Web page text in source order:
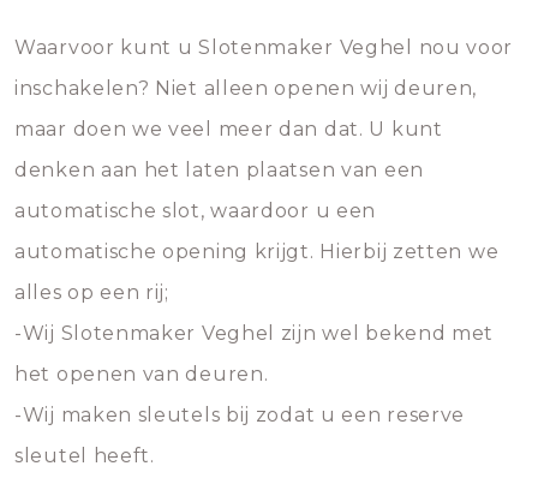
Waarvoor kunt u Slotenmaker Veghel nou voor
inschakelen? Niet alleen openen wij deuren,
maar doen we veel meer dan dat. U kunt
denken aan het laten plaatsen van een
automatische slot, waardoor u een
automatische opening krijgt. Hierbij zetten we
alles op een rij;
-Wij Slotenmaker Veghel zijn wel bekend met
het openen van deuren.
-Wij maken sleutels bij zodat u een reserve
sleutel heeft.